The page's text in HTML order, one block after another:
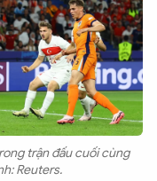
an
trận đấu cuối cùng
Reuters.